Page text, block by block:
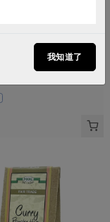
我知道了